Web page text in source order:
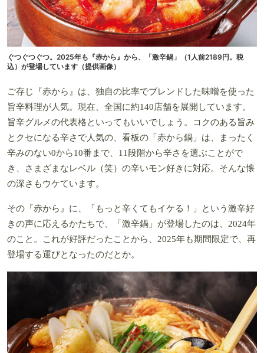
ぐつぐつぐつ。2025年も『赤から』から、「激辛鍋」（1人前2189円。税
込）が登場しています（提供画像）
ご存じ『赤から』は、独自の比率でブレンドした味噌を使った
旨辛料理が人気。現在、全国に約140店舗を展開しています。
旨辛グルメの代表格といってもいいでしょう。コクのある旨み
とクセになる辛さで人気の、看板の「赤から鍋」は、まったく
辛みのない0から10番まで、11段階から辛さを選ぶことがで
き、さまざまなレベル（笑）の辛いモン好きに対応。そんな懐
の深さもウケています。
その『赤から』に、「もっと辛くてもイケる！」という激辛好
きの声に応えるかたちで、「激辛鍋」が登場したのは、2024年
のこと。これが好評だったことから、2025年も期間限定で、再
登場する運びとなったのだとか。